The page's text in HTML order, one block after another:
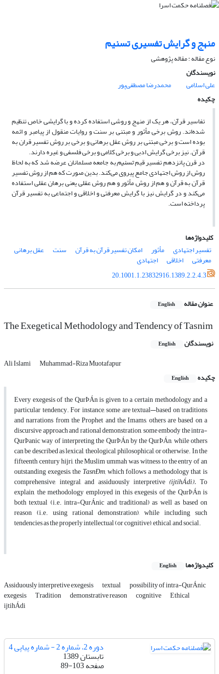
منهج و گرایش تفسیری تسنیم
نوع مقاله : مقاله پژوهشی
نویسندگان
علی اسلامی
محمدرضا مصطفی‌پور
چکیده
تفاسیر قرآن، هر یک از منهج و روشی استفاده کرده و با گرایشی خاص تنظیم
شده‌اند. روش برخی مأثور و مبتنی بر سنت و روایات منقول از پیامبر و ائمه
بوده است و برخی مبتنی بر روش عقل برهانی و برخی بر روش تفسیر قران به
قرآن. نیز برخی گرایش ادبی و برخی کلامی و برخی فلسفی و غیره دارند.
در قرن پانزدهم تفسیر قیمتسنیمبه جامعه مسلمانان عرضه شد که به لحاظ
روش از روش اجتهادی جامع پیروی می‌کند. بدین صورت که هم از روش تفسیر
قرآن به قرآن و هم از روش مأثور و هم روش عقلی یعنی برهان عقلی استفاده
می‌کند و در گرایش نیز با گرایش معرفتی و اخلاقی و اجتماعی به تفسیر قرآن
پرداخته است.
کلیدواژه‌ها
تفسیر اجتهادی
مأثور امکان تفسیر قرآن به قرآن سنت عقل برهانی
معرفتی اخلاقی
اجتهادی
20.1001.1.23832916.1389.2.2.4.3
عنوان مقاله English
The Exegetical Methodology and Tendency of Tasnim
نویسندگان English
Ali Islami
Muhammad-Riza Muotafapur
چکیده
English
Every exegesis of the QurÞÁn is given to a certain methodology and a
particular tendency. For instance, some are textual—based on traditions
and narrations from the Prophet and the Imams, others are based on a
discursive approach and rational demonstration, some embody the intra-
QurÞanic way of interpreting the QurÞÁn by the QurÞÁn, while others
can be described as lexical, theological, philosophical, or otherwise. In the
fifteenth century hijri, the Muslim ummah was witness to the entry of an
outstanding exegesis, theTasnÐm,which follows a methodology that is
comprehensive, integral, and assiduously interpretive (ijtihÁdi). To
explain, the methodology employed in this exegesis of the QurÞÁn is
both textual (i.e. intra-QurÁnic and traditional) as well as based on
reason (i.e. using rational demonstration), while including such
tendencies as the properly intellectual (or cognitive), ethical, and social.
کلیدواژه‌ها English
Assiduously interpretive exegesis textual possibility of intra-QurÁnic
exegesis Tradition demonstrative reason cognitive Ethical
ijtihÁdi
دوره 2، شماره 2 - شماره پیاپی 4
تابستان 1389
صفحه89-103